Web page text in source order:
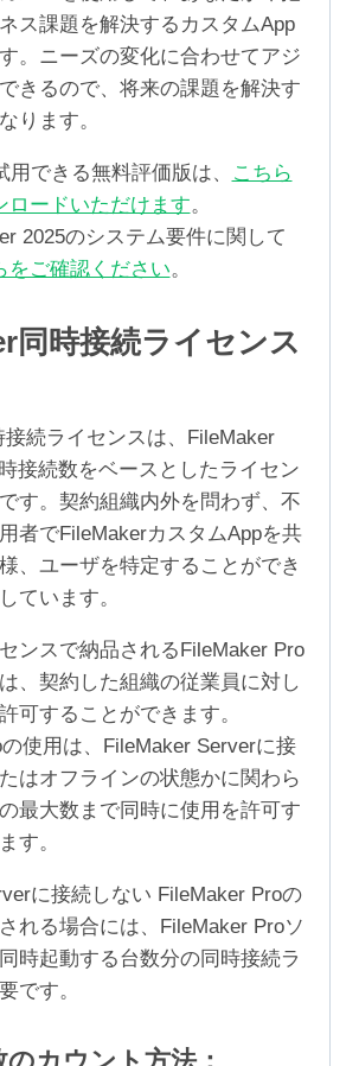
ス課題を解決するカスタムApp
。ニーズの変化に合わせてアジ
きるので、将来の課題を解決す
ります。
できる無料評価版は、
こちら
ロードいただけます。
2025のシステム要件に関して
をご確認ください。
同時接続ライセンス
接続ライセンスは、FileMaker
接続数をベースとしたライセン
す。契約組織内外を問わず、不
者でFileMakerカスタムAppを共
、ユーザを特定することができ
ています。
ンスで納品されるFileMaker Pro
、契約した組織の従業員に対し
可することができます。
使用は、FileMaker Serverに接
はオフラインの状態かに関わら
最大数まで同時に使用を許可す
す。
に接続しない FileMaker Proの
れる場合には、FileMaker Proソ
時起動する台数分の同時接続ラ
です。